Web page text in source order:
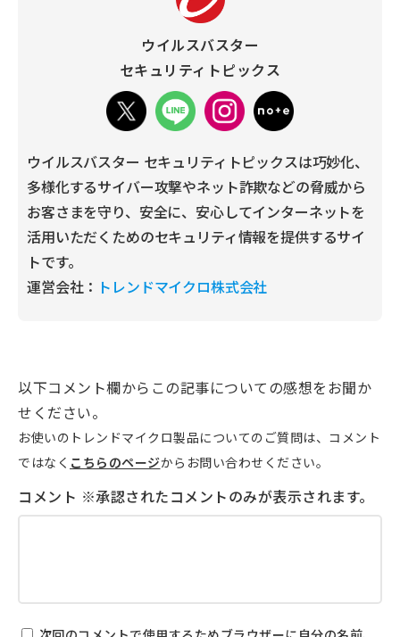
ウイルスバスター
セキュリティトピックス
ウイルスバスター セキュリティトピックスは巧妙化、
多様化するサイバー攻撃やネット詐欺などの脅威から
お客さまを守り、安全に、安心してインターネットを
活用いただくためのセキュリティ情報を提供するサイ
トです。
運営会社： トレンドマイクロ株式会社
以下コメント欄からこの記事についての感想をお聞か
せください。
お使いのトレンドマイクロ製品についてのご質問は、コメント
ではなく こちらのページからお問い合わせください。